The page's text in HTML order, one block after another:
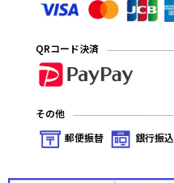
Ver.ま〜まれぇど1.0
Ver.アミューズクラフト 1.0
QRコード決済
その他
郵便振替
銀行振込